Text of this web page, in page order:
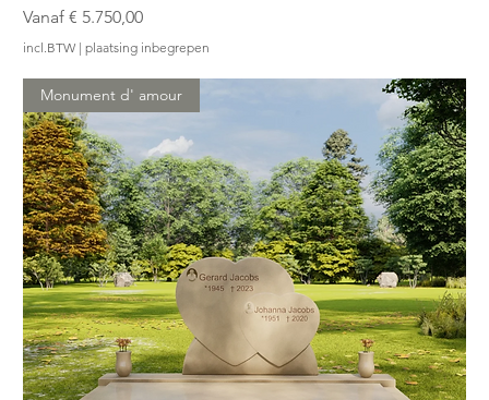
Vanaf € 5.750,00
Verkoopprijs
incl.BTW | plaatsing inbegrepen
Monument d' amour